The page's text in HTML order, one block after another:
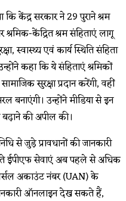
कि केंद्र सरकार ने 29 पुराने श्रम
केंद्रित श्रम संहिताएं लागू
स्वास्थ्य एवं कार्य स्थिति संहिता
कहा कि ये संहिताएं श्रमिकों
सुरक्षा प्रदान करेंगी, वहीं
बनाएंगी। उन्होंने मीडिया से इन
की अपील की।
से जुड़े प्रावधानों की जानकारी
ईपीएफ सेवाएं अब पहले से अधिक
अकाउंट नंबर (UAN) के
ऑनलाइन देख सकते हैं,